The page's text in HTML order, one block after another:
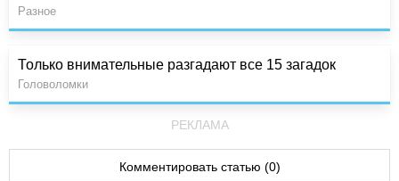
Разное
Только внимательные разгадают все 15 загадок
Головоломки
РЕКЛАМА
Комментировать статью (0)